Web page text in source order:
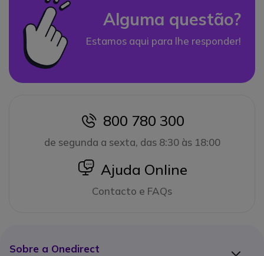
Alguma questão?
Estamos aqui para lhe responder!
icon
800 780 300
de segunda a sexta, das 8:30 às 18:00
icon
Ajuda Online
Contacto e FAQs
Sobre a Onedirect